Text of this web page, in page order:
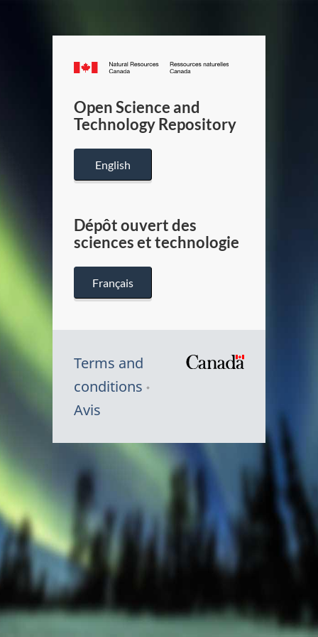
Canada.ca
/
Canada
Open Science and
Technology Repository
English
Dépôt ouvert des
sciences et technologie
Français
Terms and
conditions
Avis
Canada